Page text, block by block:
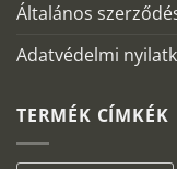
Általános
Adatvédelmi
TERMÉK CÍMKÉK